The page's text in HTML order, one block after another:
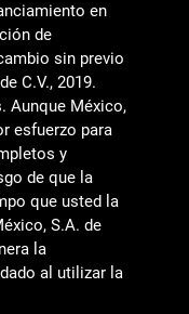
en
de
sin previo
C.V., 2019.
Aunque México,
esfuerzo para
y
de que la
que usted la
S.A. de
la
al utilizar la